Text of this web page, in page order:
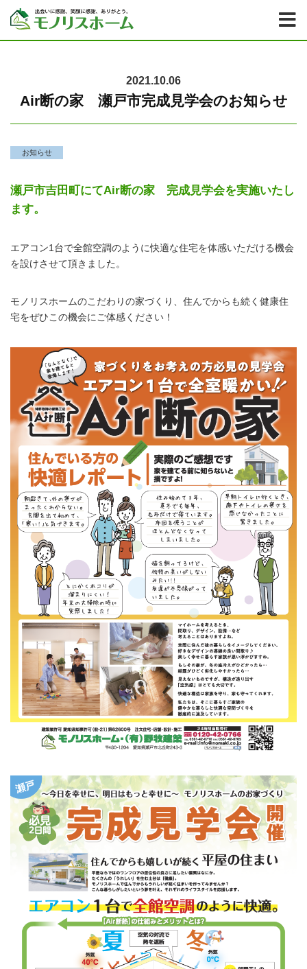
2021.10.06
Air断の家 瀬戸市完成見学会のお知らせ
お知らせ
瀬戸市吉田町にてAir断の家 完成見学会を実施いたし
ます。
エアコン1台で全館空調のように快適な住宅を体感いただける機会
を設けさせて頂きました。
モノリスホームのこだわりの家づくり、住んでからも続く健康住
宅をぜひこの機会にご体感ください！